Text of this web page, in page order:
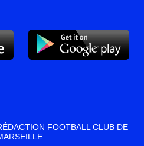
FOOTBALL CLUB DE